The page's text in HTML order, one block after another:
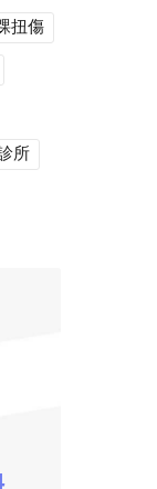
扭傷
所